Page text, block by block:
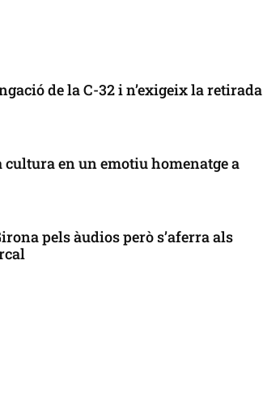
de la C-32 i n’exigeix la retirada
en un emotiu homenatge a
pels àudios però s’aferra als